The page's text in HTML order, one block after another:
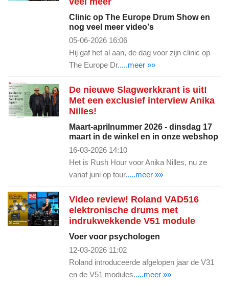
Clinic op The Europe Drum Show en
nog veel meer video's
05-06-2026 16:06
Hij gaf het al aan, de dag voor zijn clinic op
The Europe Dr.....meer »»
De nieuwe Slagwerkkrant is uit!
Met een exclusief interview Anika
Nilles!
Maart-aprilnummer 2026 - dinsdag 17
maart in de winkel en in onze webshop
16-03-2026 14:10
Het is Rush Hour voor Anika Nilles, nu ze
vanaf juni op tour.....meer »»
Video review! Roland VAD516
elektronische drums met
indrukwekkende V51 module
Voer voor psychologen
12-03-2026 11:02
Roland introduceerde afgelopen jaar de V31
en de V51 modules.....meer »»